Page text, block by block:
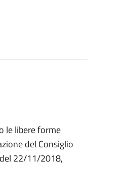
le libere forme
del Consiglio
22/11/2018,